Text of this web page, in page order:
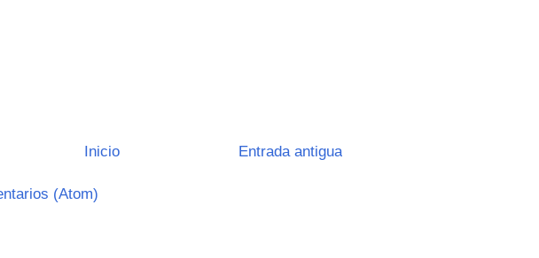
Entrada antigua
Inicio
(Atom)